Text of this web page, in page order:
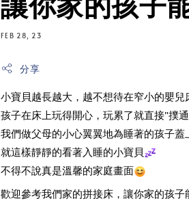
FEB 28, 23
分享
小寶貝越長越大，越不想待在窄小的嬰兒
孩子在床上玩得開心，玩累了就直接"撲
我們做父母的小心翼翼地為睡著的孩子蓋
就這樣靜靜的看著入睡的小寶貝
不得不說真是溫馨的家庭畫面
歡迎參考我們家的拼接床，讓你家的孩